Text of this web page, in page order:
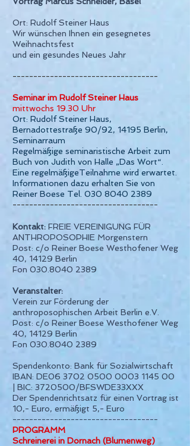
Ort: Rudolf Steiner Haus
Wir wünschen Ihnen ein gesegnetes
Weihnachtsfest
und ein gesundes Neues Jahr
-----------------------------------
Seminar im Rudolf Steiner Haus
mittwochs 19.30 Uhr
Ort: Rudolf Steiner Haus,
Bernadottestraße 90/92, 14195 Berlin,
Seminarraum
Regelmäßige seminaristische Arbeit zum
Buch von Judith von Halle „Das Wort“.
Eine regelmäßigeTeilnahme wird erwartet.
Informationen dazu erhalten Sie von
Reiner Boese Tel. 030 8040 2389
-----------------------------------
Kontakt: FREIE VEREINIGUNG FÜR
ANTHROPOSOPHIE Morgenstern
Post: c/o Reiner Boese Westhofener Weg
40, 14129 Berlin
Fon 030.8040 2389
Veranstalter:
Verein zur Förderung der
anthroposophischen Arbeit Berlin e.V.
Post: c/o Reiner Boese Westhofener Weg
40, 14129 Berlin
Fon 030.8040 2389
Spendenkonto: Bank für Sozialwirtschaft
IBAN: DE06 3702 0500 0003 1145 00
| BIC: 3720500/BFSWDE33XXX
Der Spendenrichtsatz für einen Vortrag ist
10,- Euro, ermäßigt 5,- Euro
-----------------------------------
PROGRAMM
Schreinerei in Dornach (Blumenweg)